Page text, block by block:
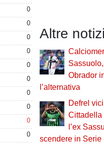
0
0
0
0
0
0
0
0
0
0
Altre
Obrador
l’alternativa
Defrel
Cittadella
l’ex
scendere in Serie